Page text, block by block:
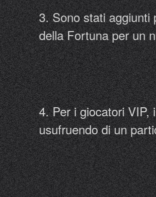
3. Sono stati aggiunti
della Fortuna per un
4. Per i giocatori VIP,
usufruendo di un